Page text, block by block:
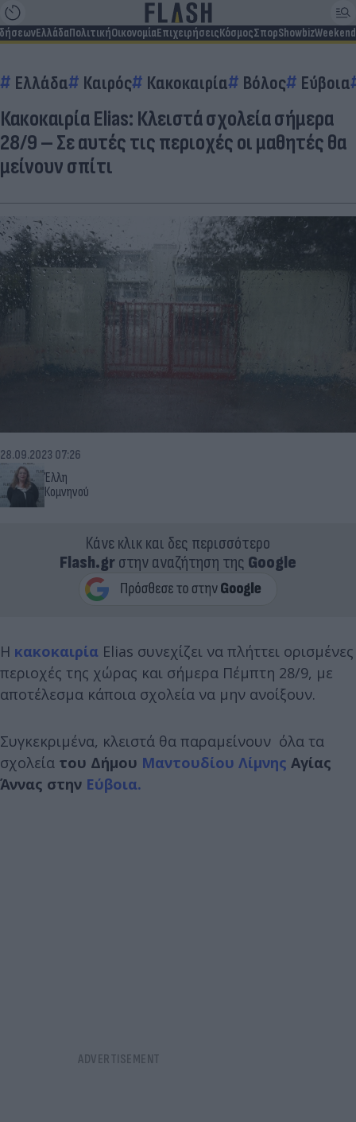
ΕλλάδαΠολιτικήΟικονομίαΕπιχειρήσειςΚόσμοςΣπορShowbizWeekend
Ελλάδα Καιρός Κακοκαιρία Βόλος Εύβοια
Κακοκαιρία Elias: Κλειστά σχολεία σήμερα
28/9 – Σε αυτές τις περιοχές οι μαθητές θα
μείνουν σπίτι
Έλλη
Κομνηνού
28.09.2023 07:26
Κάνε κλικ και δες περισσότερο
Flash.grστην αναζήτηση της Google
Η κακοκαιρία Elias συνεχίζει να πλήττει ορισμένες
περιοχές της χώρας και σήμερα Πέμπτη 28/9, με
αποτέλεσμα κάποια σχολεία να μην ανοίξουν.
Συγκεκριμένα, κλειστά θα παραμείνουν όλα τα
σχολεία του Δήμου Μαντουδίου Λίμνης Αγίας
Άννας στην Εύβοια.